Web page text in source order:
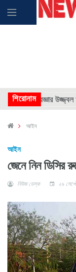
শিরোনাম
ও প্রজ্ঞার উজ্জ্বল দৃষ্টান্ত
আইন
আইন
জেনে নিন ডিসির
নিউজ ডেস্ক ২৯